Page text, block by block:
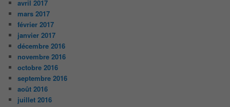
avril 2017
mars 2017
février 2017
janvier 2017
décembre 2016
novembre 2016
octobre 2016
septembre 2016
août 2016
juillet 2016